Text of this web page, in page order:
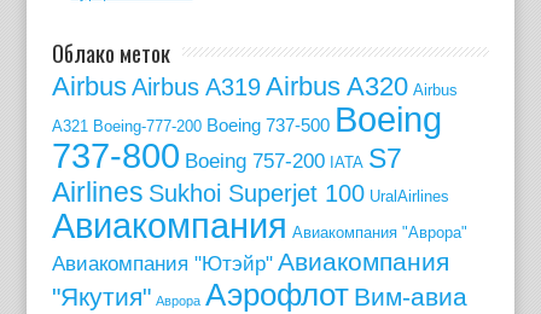
Облако меток
Airbus Airbus A319 Airbus A320 Airbus
A321 Boeing-777-200 Boeing 737-500 Boeing
737-800 Boeing 757-200 IATA S7
Airlines Sukhoi Superjet 100 UralAirlines
Авиакомпания Авиакомпания "Аврора"
Авиакомпания "Ютэйр" Авиакомпания
"Якутия" Аврора Аэрофлот Вим-авиа